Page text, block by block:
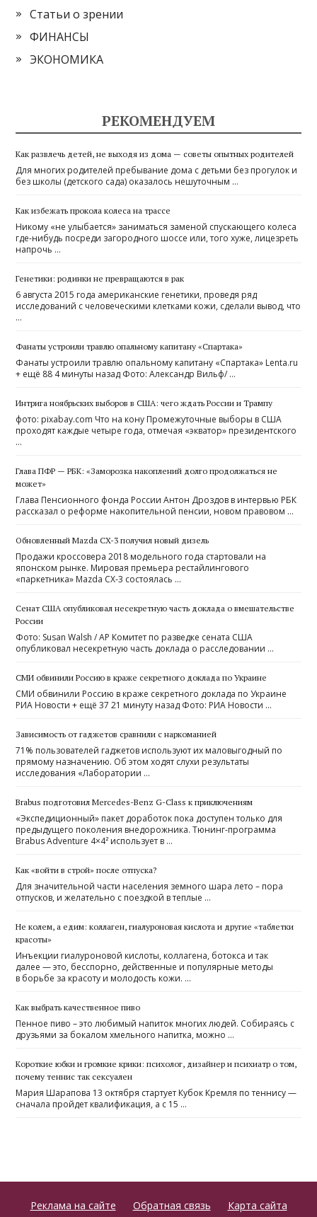
Статьи о зрении
ФИНАНСЫ
ЭКОНОМИКА
РЕКОМЕНДУЕМ
Как развлечь детей, не выходя из дома — советы опытных родителей
Для многих родителей пребывание дома с детьми без прогулок и
без школы (детского сада) оказалось нешуточным …
Как избежать прокола колеса на трассе
Никому «не улыбается» заниматься заменой спускающего колеса
где-нибудь посреди загородного шоссе или, того хуже, лицезреть
напрочь …
Генетики: родинки не превращаются в рак
6 августа 2015 года американские генетики, проведя ряд
исследований с человеческими клетками кожи, сделали вывод, что
…
Фанаты устроили травлю опальному капитану «Спартака»
Фанаты устроили травлю опальному капитану «Спартака» Lenta.ru
+ ещё 88 4 минуты назад Фото: Александр Вильф/ …
Интрига ноябрьских выборов в США: чего ждать России и Трампу
фото: pixabay.com Что на кону Промежуточные выборы в США
проходят каждые четыре года, отмечая «экватор» президентского
…
Глава ПФР — РБК: «Заморозка накоплений долго продолжаться не
может»
Глава Пенсионного фонда России Антон Дроздов в интервью РБК
рассказал о реформе накопительной пенсии, новом правовом …
Обновленный Mazda CX-3 получил новый дизель
Продажи кроссовера 2018 модельного года стартовали на
японском рынке. Мировая премьера рестайлингового
«паркетника» Mazda CX-3 состоялась …
Сенат США опубликовал несекретную часть доклада о вмешательстве
России
Фото: Susan Walsh / AP Комитет по разведке сената США
опубликовал несекретную часть доклада о расследовании …
СМИ обвинили Россию в краже секретного доклада по Украине
СМИ обвинили Россию в краже секретного доклада по Украине
РИА Новости + ещё 37 21 минуту назад Фото: РИА Новости …
Зависимость от гаджетов сравнили с наркоманией
71% пользователей гаджетов используют их маловыгодный по
прямому назначению. Об этом ходят слухи результаты
исследования «Лаборатории …
Brabus подготовил Mercedes-Benz G-Class к приключениям
«Экспедиционный» пакет доработок пока доступен только для
предыдущего поколения внедорожника. Тюнинг-программа
Brabus Adventure 4×4² использует в …
Как «войти в строй» после отпуска?
Для значительной части населения земного шара лето – пора
отпусков, и желательно с поездкой в теплые …
Не колем, а едим: коллаген, гиалуроновая кислота и другие «таблетки
красоты»
Инъекции гиалуроновой кислоты, коллагена, ботокса и так
далее — это, бесспорно, действенные и популярные методы
в борьбе за красоту и молодость кожи. …
Как выбрать качественное пиво
Пенное пиво – это любимый напиток многих людей. Собираясь с
друзьями за бокалом хмельного напитка, можно …
Короткие юбки и громкие крики: психолог, дизайнер и психиатр о том,
почему теннис так сексуален
Мария Шарапова 13 октября стартует Кубок Кремля по теннису —
сначала пройдет квалификация, а с 15 …
Реклама на сайте Обратная связь Карта сайта